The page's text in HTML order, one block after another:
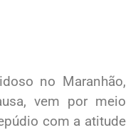
no Maranhão,
vem por meio
com a atitude